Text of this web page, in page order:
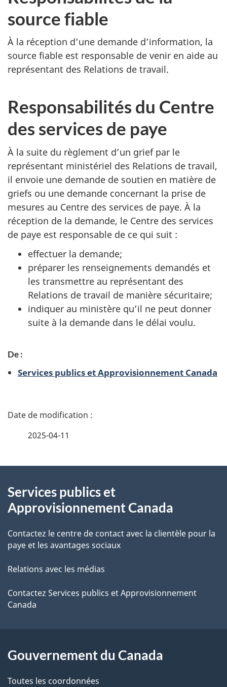
source fiable
À la réception d’une demande d’information, la
source fiable est responsable de venir en aide au
représentant des Relations de travail.
Responsabilités du Centre
des services de paye
À la suite du règlement d’un grief par le
représentant ministériel des Relations de travail,
il envoie une demande de soutien en matière de
griefs ou une demande concernant la prise de
mesures au Centre des services de paye. À la
réception de la demande, le Centre des services
de paye est responsable de ce qui suit :
effectuer la demande;
préparer les renseignements demandés et
les transmettre au représentant des
Relations de travail de manière sécuritaire;
indiquer au ministère qu’il ne peut donner
suite à la demande dans le délai voulu.
De :
Services publics et Approvisionnement Canada
D
i
s
d
e
l
p
a
2025-04-11
propos
de
ce
site
Services publics et
Approvisionnement Canada
Contactez le centre de contact avec la clientèle pour la
paye et les avantages sociaux
Relations avec les médias
Contactez Services publics et Approvisionnement
Canada
Gouvernement du Canada
Toutes les coordonnées